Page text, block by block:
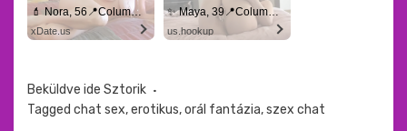
💄 Nora, 56📍Columbus
xDate.us
✨ Maya, 39📍Columbus
us.hookup
Beküldve ide Sztorik
Tagged chat sex,erotikus,orál fantázia,szex chat